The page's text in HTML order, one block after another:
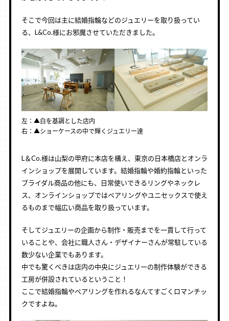
そこで今回は主に結婚指輪などのジュエリーを取り扱ってい
る、L&Co.様にお邪魔させていただきました。
左：▲白を基調とした店内
右：▲ショーケースの中で輝くジュエリー達
L＆Co.様は山梨の甲府に本店を構え、東京の日本橋店とオンラ
インショップを展開しています。結婚指輪や婚約指輪といった
ブライダル商品の他にも、日常使いできるリングやネックレ
ス、オンラインショップではペアリングやユニセックスで使え
るものまで幅広い商品を取り扱っています。
そしてジュエリーの企画から制作・販売までを一貫して行って
いることや、会社に職人さん・デザイナーさんが常駐している
数少ない企業でもあります。
中でも驚くべきは店内の中央にジュエリーの制作体験ができる
工房が併設されているということ！
ここで結婚指輪やペアリングを作れるなんてすごくロマンチッ
クですよね。